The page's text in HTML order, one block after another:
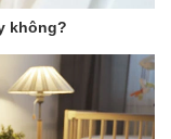
không?